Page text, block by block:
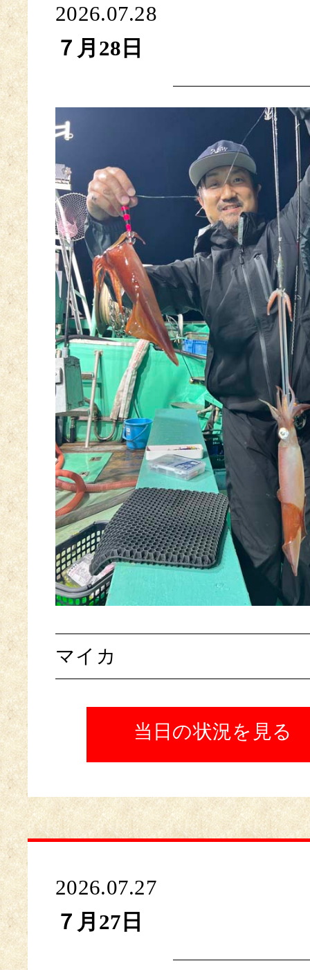
2026.07.28
７月28日
マイカ
当日の状況を見る
2026.07.27
７月27日